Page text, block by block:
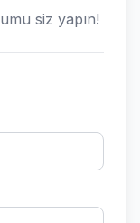
siz yapın!